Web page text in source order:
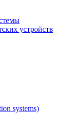
устройств
systems)